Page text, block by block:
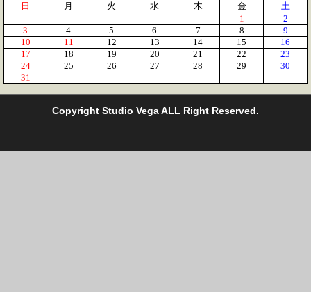
日
月 火 水 木 金
土
1
2
3
4 5 6 7 8
9
10
11 12 13 14 15
16
17
18 19 20 21 22
23
24
25 26 27 28 29
30
31
Copyright Studio Vega ALL Right Reserved.